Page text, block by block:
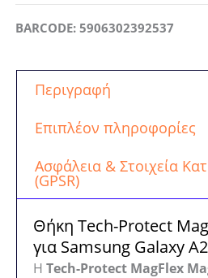
Tech-
MagFlex
MagSafe
Black
ποσότητα
BARCODE: 5906302392537
Περιγραφή
Επιπλέον πληροφορίες
Ασφάλεια & Στοιχεία
(GPSR)
Θήκη Tech-Protect
για Samsung Galaxy
Η Tech-Protect MagFlex